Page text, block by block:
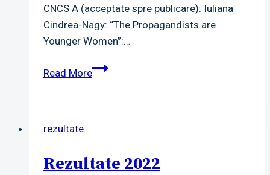
CNCS A (acceptate spre publicare): Iuliana
Cindrea-Nagy: “The Propagandists are
Younger Women”:…
Read MoreRezultate
rezultate
Rezultate 2022